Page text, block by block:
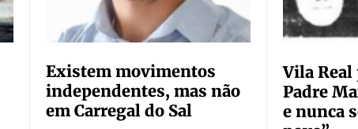
Existem movimentos
independentes, mas não
em Carregal do Sal
Vila Real
Padre
e nunca